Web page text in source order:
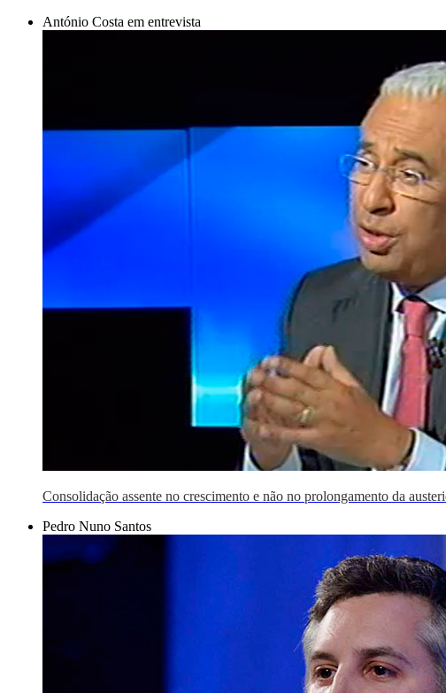
António Costa em entrevista
Consolidação assente no crescimento e não no prolongamento da
Pedro Nuno Santos